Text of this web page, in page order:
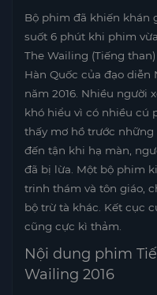
Bộ phim đã khiến khán
suốt 6 phút khi phim
The Wailing (Tiếng
Hàn Quốc của đạo diễn
năm 2016. Nhiều người
khó hiểu vì có nhiều cú
thấy mơ hồ trước những
đến tận khi hạ màn,
đã bị lừa. Một bộ phim
trinh thám và tôn giáo,
bộ trừ tà khác. Kết cục
cũng cực kì thảm.
Nội dung phim
Wailing 2016